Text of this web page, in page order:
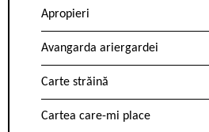
Apropieri
Avangarda ariergardei
Carte străină
Cartea care-mi place